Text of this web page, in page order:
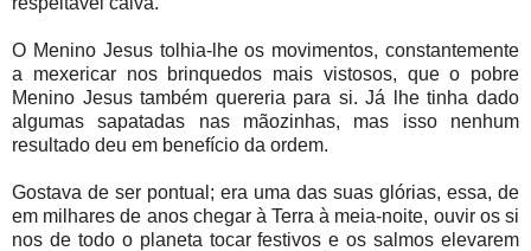
O Menino Jesus tolhia-lhe os movimentos, constantemente
a mexericar nos brinquedos mais vistosos, que o pobre
Menino Jesus também quereria para si. Já lhe tinha dado
algumas sapatadas nas mãozinhas, mas isso nenhum
resultado deu em benefício da ordem.
Gostava de ser pontual; era uma das suas glórias, essa, de
em milhares de anos chegar à Terra à meia-noite, ouvir os si
nos de todo o planeta tocar festivos e os salmos elevarem